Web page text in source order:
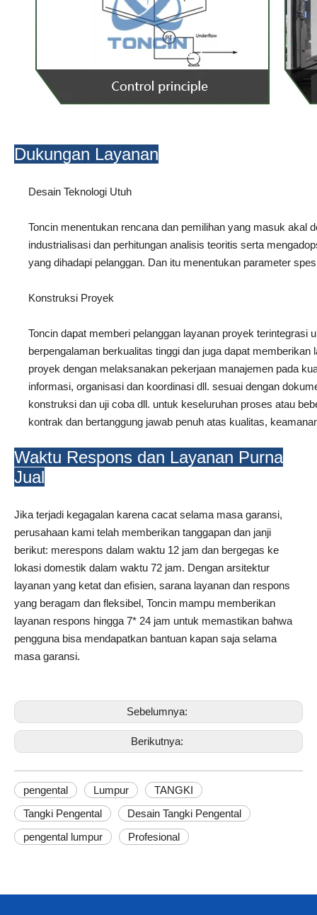
Dukungan Layanan
Desain Teknologi Utuh
Toncin menentukan rencana dan pemilihan yang masuk akal
industrialisasi dan perhitungan analisis teoritis serta
yang dihadapi pelanggan. Dan itu menentukan parameter
Konstruksi Proyek
Toncin dapat memberi pelanggan layanan proyek
berpengalaman berkualitas tinggi dan juga dapat
proyek dengan melaksanakan pekerjaan manajemen pada
informasi, organisasi dan koordinasi dll. sesuai dengan
konstruksi dan uji coba dll. untuk keseluruhan proses atau
kontrak dan bertanggung jawab penuh atas kualitas,
Waktu Respons dan Layanan Purna
Jual
Jika terjadi kegagalan karena cacat selama masa garansi,
perusahaan kami telah memberikan tanggapan dan janji
berikut: merespons dalam waktu 12 jam dan bergegas ke
lokasi domestik dalam waktu 72 jam. Dengan arsitektur
layanan yang ketat dan efisien, sarana layanan dan respons
yang beragam dan fleksibel, Toncin mampu memberikan
layanan respons hingga 7* 24 jam untuk memastikan bahwa
pengguna bisa mendapatkan bantuan kapan saja selama
masa garansi.
Sebelumnya:
Berikutnya:
pengental Lumpur
TANGKI
Tangki Pengental
Desain Tangki Pengental
pengental lumpur
Profesional